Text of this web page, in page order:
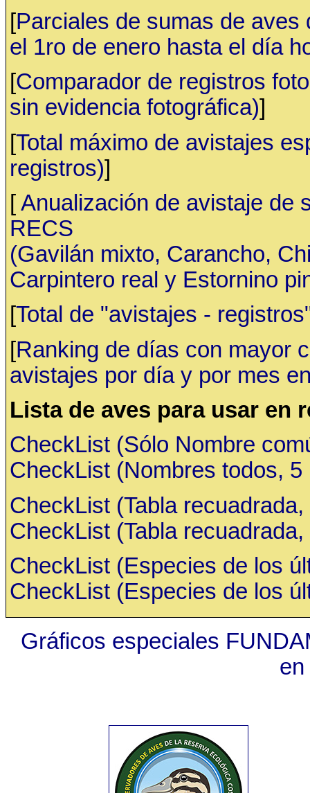
[Parciales de sumas de
el 1ro de enero hasta el día
[Comparador de registros
sin evidencia fotográfica)]
[Total máximo de avistajes
registros)]
[Anualización de avistaje de
RECS
(Gavilán mixto, Carancho,
Carpintero real y Estornino
[Total de "avistajes -
[Ranking de días con mayor
avistajes por día y por mes
Lista de aves para usar en
CheckList (Sólo Nombre
CheckList (Nombres todos,
CheckList (Tabla
CheckList (Tabla
CheckList (Especies de los
CheckList (Especies de los
Gráficos especiales